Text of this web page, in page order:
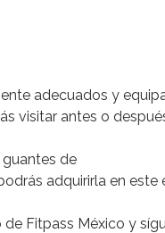
adecuados y
visitar antes o
de
adquirirla en este
Fitpass México y